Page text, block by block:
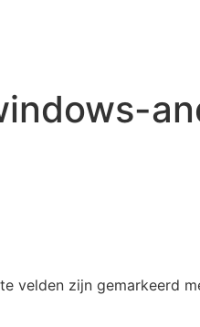
velden zijn gemarkeerd